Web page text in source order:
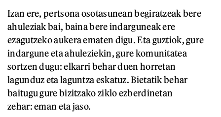
Izan ere, pertsona osotasunean begiratzeak bere
ahuleziak bai, baina bere indarguneak ere
ezagutzeko aukera ematen digu. Eta guztiok, gure
indargune eta ahuleziekin, gure komunitatea
sortzen dugu: elkarri behar duen horretan
lagunduz eta laguntza eskatuz. Bietatik behar
baitugu gure bizitzako ziklo ezberdinetan
zehar: eman eta jaso.